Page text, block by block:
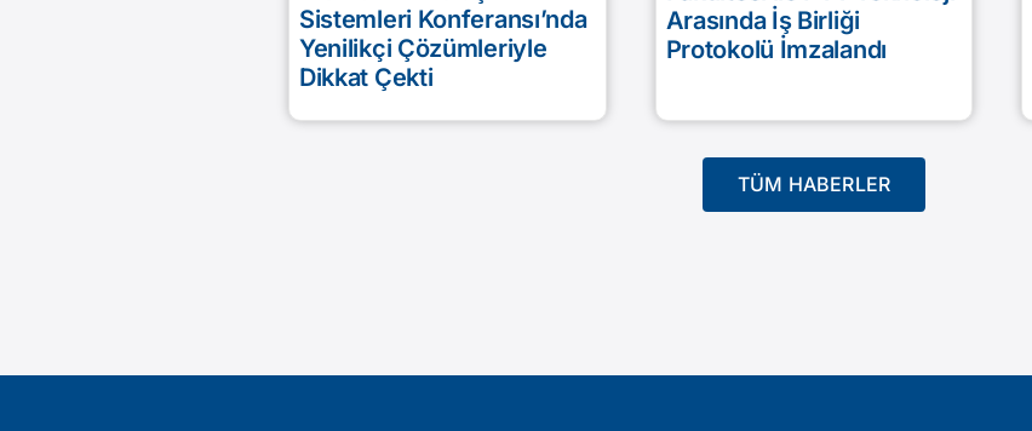
Sistemleri Konferansı’nda
Yenilikçi Çözümleriyle
Dikkat Çekti
Arasında İş Birliği
Protokolü İmzalandı
TÜM HABERLER